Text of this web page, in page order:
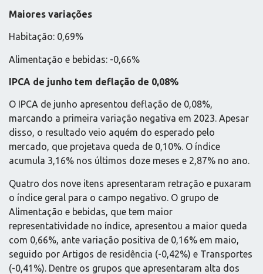
Maiores variações
Habitação: 0,69%
Alimentação e bebidas: -0,66%
IPCA de junho tem deflação de 0,08%
O IPCA de junho apresentou deflação de 0,08%,
marcando a primeira variação negativa em 2023. Apesar
disso, o resultado veio aquém do esperado pelo
mercado, que projetava queda de 0,10%. O índice
acumula 3,16% nos últimos doze meses e 2,87% no ano.
Quatro dos nove itens apresentaram retração e puxaram
o índice geral para o campo negativo. O grupo de
Alimentação e bebidas, que tem maior
representatividade no índice, apresentou a maior queda
com 0,66%, ante variação positiva de 0,16% em maio,
seguido por Artigos de residência (-0,42%) e Transportes
(-0,41%). Dentre os grupos que apresentaram alta dos